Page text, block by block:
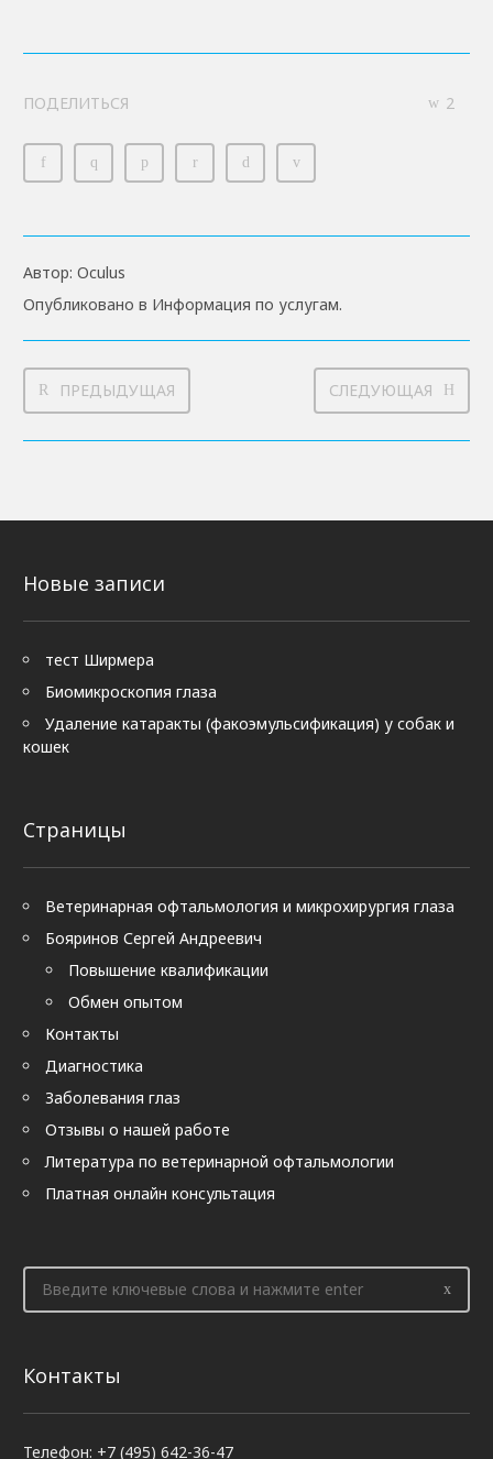
ПОДЕЛИТЬСЯ 2
Автор: Oculus
Опубликовано в Информация по услугам.
ПРЕДЫДУЩАЯ СЛЕДУЮЩАЯ
Новые записи
тест Ширмера
Биомикроскопия глаза
Удаление катаракты (факоэмульсификация) у собак и
кошек
Страницы
Ветеринарная офтальмология и микрохирургия глаза
Бояринов Сергей Андреевич
Повышение квалификации
Обмен опытом
Контакты
Диагностика
Заболевания глаз
Отзывы о нашей работе
Литература по ветеринарной офтальмологии
Платная онлайн консультация
Контакты
Телефон: +7 (495) 642-36-47